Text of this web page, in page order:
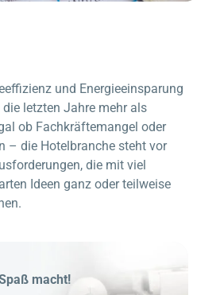
und Energieeinsparung
letzten Jahre mehr als
ob Fachkräftemangel oder
– die Hotelbranche steht vor
die mit viel
Ideen ganz oder teilweise
macht!